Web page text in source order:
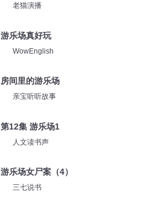
老猫演播
游乐场真好玩
WowEnglish
房间里的游乐场
亲宝听听故事
第12集 游乐场1
人文读书声
游乐场女尸案（4）
三七说书